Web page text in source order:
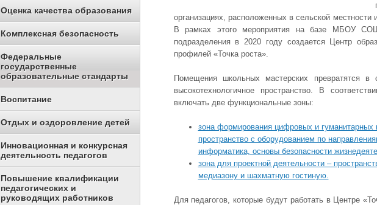
организациях, расположенных в сельской
В рамках этого мероприятия на базе МБОУ
подразделения в 2020 году создается Центр
профилей «Точка роста».
Помещения школьных мастерских превратятся в
высокотехнологичное пространство. В
включать две функциональные зоны:
зона формирования цифровых и гуманитарных
пространство с оборудованием по
информатика, основы безопасности
зона для проектной деятельности –
медиазону и шахматную гостиную.
Для педагогов, которые будут работать в Центре
Оценка качества образования
Комплексная безопасность
Федеральные
государственные
образовательные стандарты
Воспитание
Отдых и оздоровление детей
Инновационная и конкурсная
деятельность педагогов
Повышение квалификации
педагогических и
руководящих работников